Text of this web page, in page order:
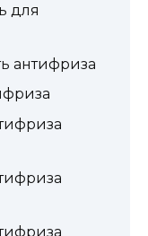
для
антифриза